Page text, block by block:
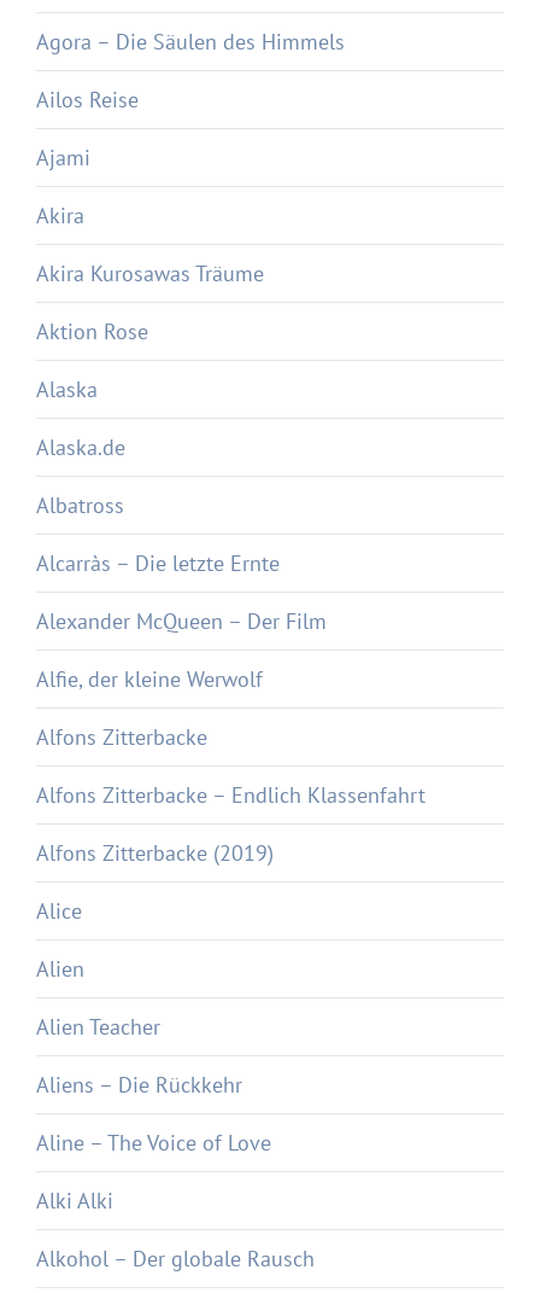
Agora – Die Säulen des Himmels
Ailos Reise
Ajami
Akira
Akira Kurosawas Träume
Aktion Rose
Alaska
Alaska.de
Albatross
Alcarràs – Die letzte Ernte
Alexander McQueen – Der Film
Alfie, der kleine Werwolf
Alfons Zitterbacke
Alfons Zitterbacke – Endlich Klassenfahrt
Alfons Zitterbacke (2019)
Alice
Alien
Alien Teacher
Aliens – Die Rückkehr
Aline – The Voice of Love
Alki Alki
Alkohol – Der globale Rausch